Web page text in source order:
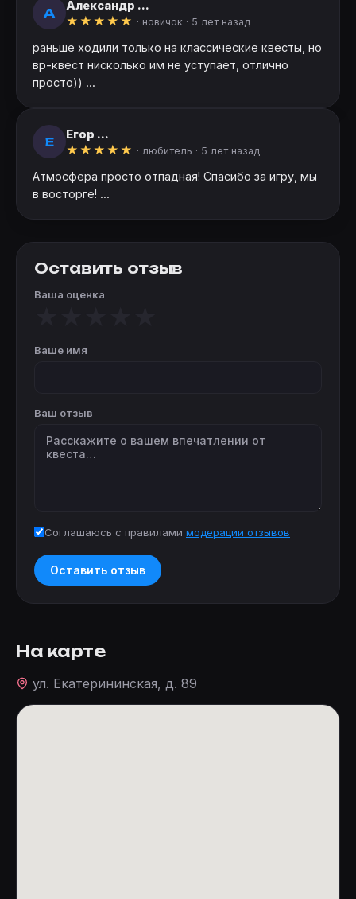
А
Александр ...
★ ★ ★ ★ ★ · новичок · 5 лет назад
раньше ходили только на классические квесты, но
вр-квест нисколько им не уступает, отлично
просто)) ...
Е
Егор ...
★ ★ ★ ★ ★ · любитель · 5 лет назад
Атмосфера просто отпадная! Спасибо за игру, мы
в восторге! ...
Оставить отзыв
Ваша оценка
Ваше имя
Ваш отзыв
Соглашаюсь с правилами модерации отзывов
Оставить отзыв
На карте
ул. Екатерининская, д. 89